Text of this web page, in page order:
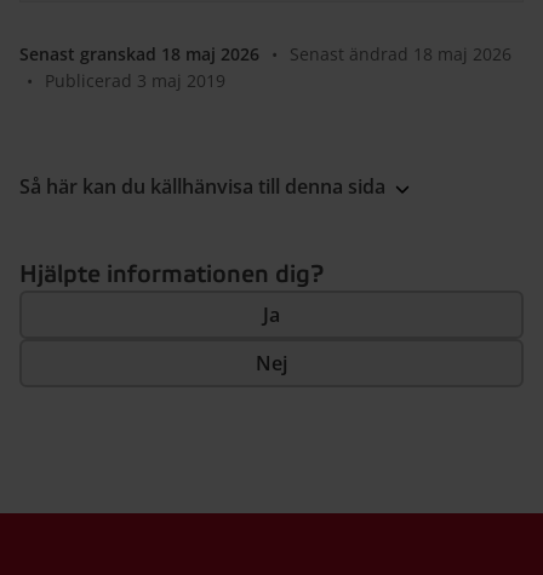
Senast granskad 18 maj 2026 •
Senast ändrad 18 maj 2026
•
Publicerad 3 maj 2019
Så här kan du källhänvisa till denna sida
Hjälpte informationen dig?
Ja
Nej